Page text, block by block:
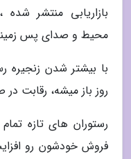
بازاریابی منتشر
محیط و صدای پس زمینه
با بیشتر شدن زنجیره
روز باز میشه، رقابت
رستوران های تازه
فروش خودشون رو